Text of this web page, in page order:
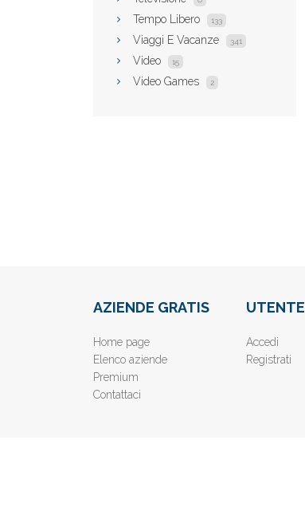
Tempo Libero 133
Viaggi E Vacanze 341
Video 15
Video Games 2
AZIENDE GRATIS
Home page
Elenco aziende
Premium
Contattaci
UTENTE
Accedi
Registrati